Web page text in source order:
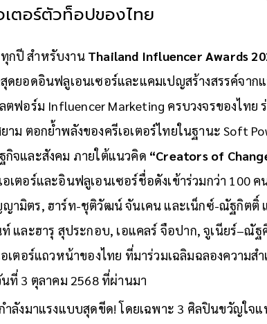
เตอร์ตัวท็อปของไทย
กปี สำหรับงาน Thailand Influencer Awards
สุดยอดอินฟลูเอนเซอร์และแคมเปญสร้างสรรค์จาก
ตฟอร์ม Influencer Marketing ครบวงจรของไท
าม ตอกย้ำพลังของครีเอเตอร์ไทยในฐานะ Soft
กิจและสังคม ภายใต้แนวคิด “Creators of
เตอร์และอินฟลูเอนเซอร์ชื่อดังเข้าร่วมกว่า 100 ค
ามิตร, ฮาร์ท-ชุติวัฒน์ จันเคน และเน็กซ์-ณัฐกิตติ์
และฮารุ สุประกอบ, เอแคลร์ จือปาก, จูเนียร์–ณัฐ
อเตอร์แถวหน้าของไทย ที่มาร่วมเฉลิมฉลองความ
ที่ 3 ตุลาคม 2568 ที่ผ่านมา
กำลังมาแรงแบบสุดขีด! โดยเฉพาะ 3 ศิลปินขวัญใจแ